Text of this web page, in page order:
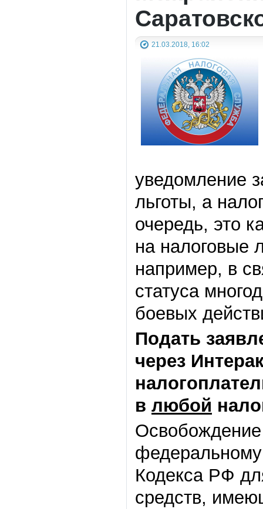
21.03.2018, 16:02
уведомление
льготы, а
очередь, это
на налоговые
например, в
статуса
боевых
Подать
через
в любой
Освобождение
федеральному
Кодекса РФ
средств,